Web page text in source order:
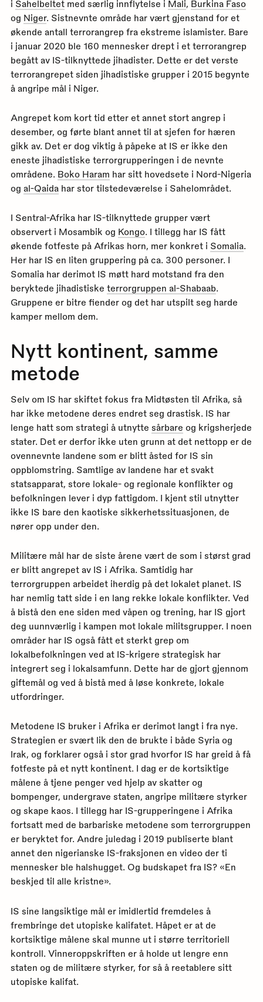
i Sahelbeltetmed særlig innflytelse i Mali Burkina Faso
og Niger. Sistnevnte område har vært gjenstand for et
økende antall terrorangrep fra ekstreme islamister. Bare
i januar 2020 ble 160 mennesker drept i et terrorangrep
begått av IS-tilknyttede jihadister. Dette er det verste
terrorangrepet siden jihadistiske grupper i 2015 begynte
å angripe mål i Niger.
Angrepet kom kort tid etter et annet stort angrep i
desember, og førte blant annet til at sjefen for hæren
gikk av. Det er dog viktig å påpeke at IS er ikke den
eneste jihadistiske terrorgrupperingen i de nevnte
områdene. Boko Haram har sitt hovedsete i Nord-Nigeria
og al-Qaidahar stor tilstedeværelse i Sahelområdet.
I Sentral-Afrika har IS-tilknyttede grupper vært
observert i Mosambik og Kongo. I tillegg har IS fått
økende fotfeste på Afrikas horn, mer konkret i Somalia.
Her har IS en liten gruppering på ca. 300 personer. I
Somalia har derimot IS møtt hard motstand fra den
beryktede jihadistiske terrorgruppen al-Shabaab.
Gruppene er bitre fiender og det har utspilt seg harde
kamper mellom dem.
Nytt kontinent, samme
metode
Selv om IS har skiftet fokus fra Midtøsten til Afrika, så
har ikke metodene deres endret seg drastisk. IS har
lenge hatt som strategi å utnytte sårbare og krigsherjede
stater. Det er derfor ikke uten grunn at det nettopp er de
ovennevnte landene som er blitt åsted for IS sin
oppblomstring. Samtlige av landene har et svakt
statsapparat, store lokale- og regionale konflikter og
befolkningen lever i dyp fattigdom. I kjent stil utnytter
ikke IS bare den kaotiske sikkerhetssituasjonen, de
nører opp under den.
Militære mål har de siste årene vært de som i størst grad
er blitt angrepet av IS i Afrika. Samtidig har
terrorgruppen arbeidet iherdig på det lokalet planet. IS
har nemlig tatt side i en lang rekke lokale konflikter. Ved
å bistå den ene siden med våpen og trening, har IS gjort
deg uunnværlig i kampen mot lokale militsgrupper. I noen
områder har IS også fått et sterkt grep om
lokalbefolkningen ved at IS-krigere strategisk har
integrert seg i lokalsamfunn. Dette har de gjort gjennom
giftemål og ved å bistå med å løse konkrete, lokale
utfordringer.
Metodene IS bruker i Afrika er derimot langt i fra nye.
Strategien er svært lik den de brukte i både Syria og
Irak, og forklarer også i stor grad hvorfor IS har greid å få
fotfeste på et nytt kontinent. I dag er de kortsiktige
målene å tjene penger ved hjelp av skatter og
bompenger, undergrave staten, angripe militære styrker
og skape kaos. I tillegg har IS-grupperingene i Afrika
fortsatt med de barbariske metodene som terrorgruppen
er beryktet for. Andre juledag i 2019 publiserte blant
annet den nigerianske IS-fraksjonen en video der ti
mennesker ble halshugget. Og budskapet fra IS? «En
beskjed til alle kristne».
IS sine langsiktige mål er imidlertid fremdeles å
frembringe det utopiske kalifatet. Håpet er at de
kortsiktige målene skal munne ut i større territoriell
kontroll. Vinneroppskriften er å holde ut lengre enn
staten og de militære styrker, for så å reetablere sitt
utopiske kalifat.